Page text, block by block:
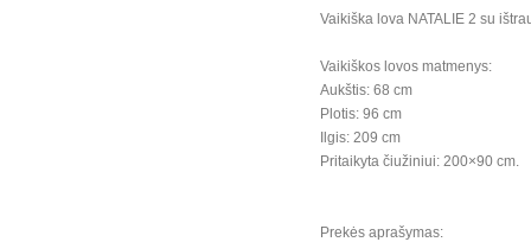
Vaikiška lova NATALIE 2 su
Vaikiškos lovos matmenys:
Aukštis: 68 cm
Plotis: 96 cm
Ilgis: 209 cm
Pritaikyta čiužiniui: 200×90 cm.
Prekės aprašymas: